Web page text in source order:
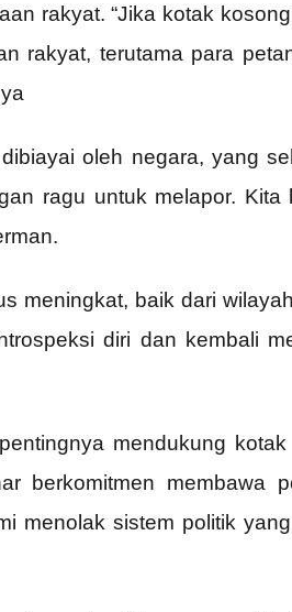
rakyat. “Jika kotak
rakyat, terutama para
oleh negara, yang
ragu untuk melapor. Kita
meningkat, baik dari
diri dan kembali
mendukung
berkomitmen membawa
menolak sistem politik